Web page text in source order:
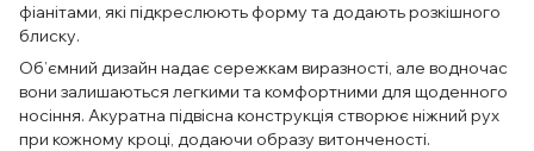
фіанітами, які підкреслюють форму та додають розкішного
блиску.
Об’ємний дизайн надає сережкам виразності, але водночас
вони залишаються легкими та комфортними для щоденного
носіння. Акуратна підвісна конструкція створює ніжний рух
при кожному кроці, додаючи образу витонченості.